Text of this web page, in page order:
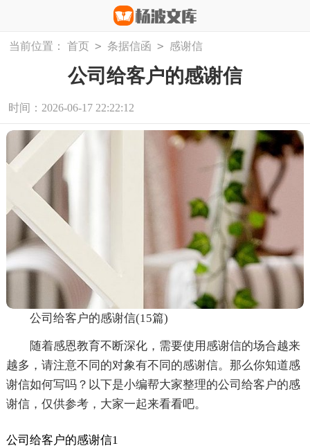
当前位置： 首页 > 条据信函 > 感谢信
公司给客户的感谢信
时间：2026-06-17 22:22:12
公司给客户的感谢信(15篇)
随着感恩教育不断深化，需要使用感谢信的场合越来
越多，请注意不同的对象有不同的感谢信。那么你知道感
谢信如何写吗？以下是小编帮大家整理的公司给客户的感
谢信，仅供参考，大家一起来看看吧。
公司给客户的感谢信1